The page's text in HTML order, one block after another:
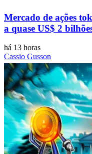
Mercado de ações
a quase US$ 2
há 13 horas
Cassio Gusson